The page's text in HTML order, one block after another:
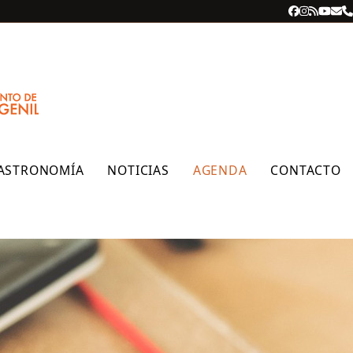
Facebook
RSS
NOTICIAS AGENDA CONTACTO